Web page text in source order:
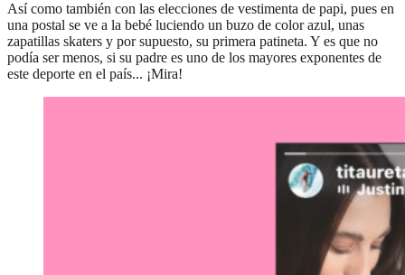
Así como también con las elecciones de vestimenta de papi, pues en
una postal se ve a la bebé luciendo un buzo de color azul, unas
zapatillas skaters y por supuesto, su primera patineta. Y es que no
podía ser menos, si su padre es uno de los mayores exponentes de
este deporte en el país... ¡Mira!